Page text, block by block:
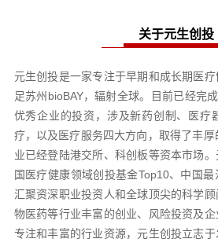
关于元生创投
元生创投是一家专注于早期和成长期医
足苏州bioBAY，辐射全球。目前已经完
优秀企业的投资，涉及新药创制、医疗
疗，以及医疗服务四大方向，取得了丰
业已经登陆港交所、科创板等资本市场
国医疗健康领域创投基金Top10、中国最
汇聚资深职业投资人和全球顶尖的科学
物医药等行业丰富的创业、风险投资及企
专注和丰富的行业资源，元生创投立志